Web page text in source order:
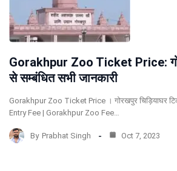
Gorakhpur Zoo Ticket Price:
से सम्बंधित सभी जानकारी
Gorakhpur Zoo Ticket Price । गोरखपुर चिड़ियाघर
Entry Fee | Gorakhpur Zoo Fee…
By Prabhat Singh Oct 7, 2023